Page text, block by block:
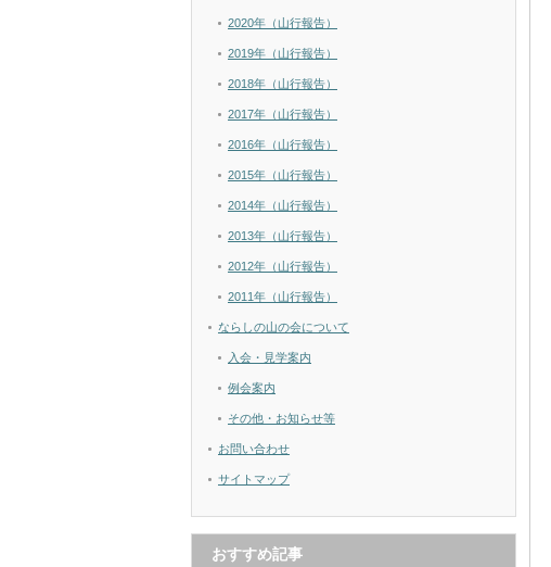
2020年（山行報告）
2019年（山行報告）
2018年（山行報告）
2017年（山行報告）
2016年（山行報告）
2015年（山行報告）
2014年（山行報告）
2013年（山行報告）
2012年（山行報告）
2011年（山行報告）
ならしの山の会について
入会・見学案内
例会案内
その他・お知らせ等
お問い合わせ
サイトマップ
おすすめ記事